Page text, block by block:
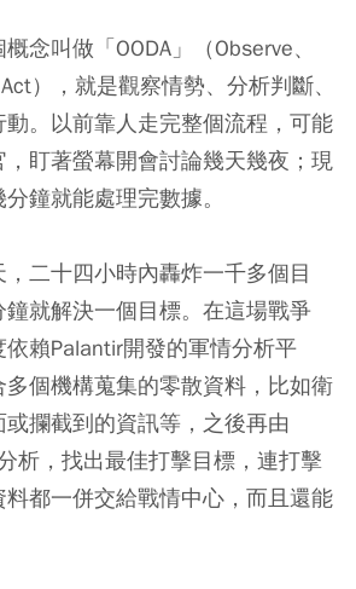
念叫做「OODA」（Observe、
），就是觀察情勢、分析判斷、
。以前靠人走完整個流程，可能
盯著螢幕開會討論幾天幾夜；現
鐘就能處理完數據。
二十四小時內轟炸一千多個目
就解決一個目標。在這場戰爭
賴Palantir開發的軍情分析平
個機構蒐集的零散資料，比如衛
攔截到的資訊等，之後再由
析，找出最佳打擊目標，連打擊
都一併交給戰情中心，而且還能